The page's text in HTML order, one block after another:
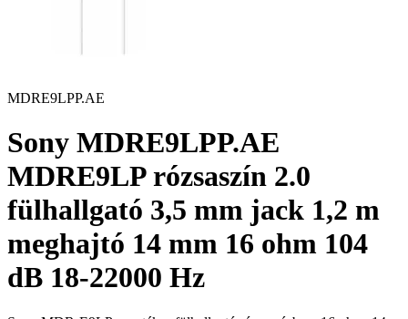
MDRE9LPP.AE
Sony MDRE9LPP.AE
MDRE9LP rózsaszín 2.0
fülhallgató 3,5 mm jack 1,2 m
meghajtó 14 mm 16 ohm 104
dB 18-22000 Hz